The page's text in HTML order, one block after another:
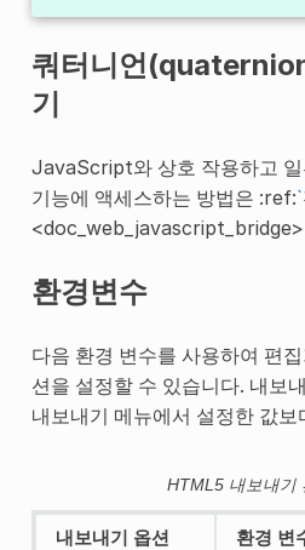
쿼터니언
기
JavaScript와 상호 작용하고 일
기능에 액세스하는 방법은 :ref:`
환경변수
다음 환경 변수를 사용하여 편
션을 설정할 수 있습니다. 내보
내보내기 메뉴에서 설정한 값보
HTML5 내보내기
내보내기 옵션 환경 변